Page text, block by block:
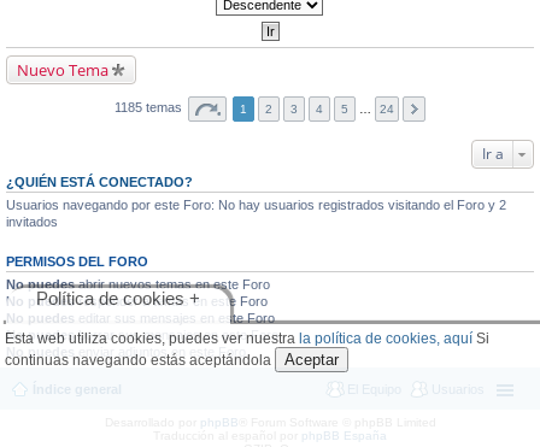
Nuevo Tema
1185 temas 1 2 3 4 5 24
Ir a
¿QUIÉN ESTÁ CONECTADO?
Usuarios navegando por este Foro: No hay usuarios registrados visitando el Foro y 2
invitados
PERMISOS DEL FORO
No puedesabrir nuevos temas en este Foro
No puedesresponder a temas en este Foro
No puedes editar sus mensajes en este Foro
No puedesborrar sus mensajes en este Foro
No puedes
enviar adjuntos en este Foro
Índice general Usuarios
El Equipo
Esta web utiliza cookies, puedes ver nuestra la política de cookies, aquí Si
continuas navegando estás aceptándola
Aceptar
Política de cookies +
phpBB
phpBB España